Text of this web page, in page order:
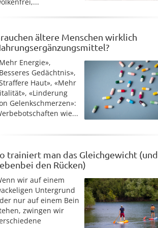
ältere Menschen wirklich
Energie»,
Gedächtnis»,
Haut», «Mehr
«Linderung
Gelenkschmerzen»:
wie...
trainiert man das Gleichgewicht (und
den Rücken)
wir auf einem
Untergrund
nur auf einem Bein
zwingen wir